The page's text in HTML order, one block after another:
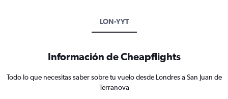
LON-YYT
Información de Cheapflights
Todo lo que necesitas saber sobre tu vuelo desde Londres a San Juan de
Terranova